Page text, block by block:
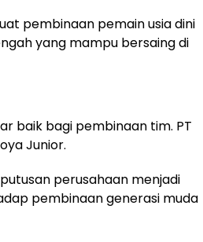
pembinaan pemain usia dini
yang mampu bersaing di
baik bagi pembinaan tim. PT
Junior.
perusahaan menjadi
pembinaan generasi muda